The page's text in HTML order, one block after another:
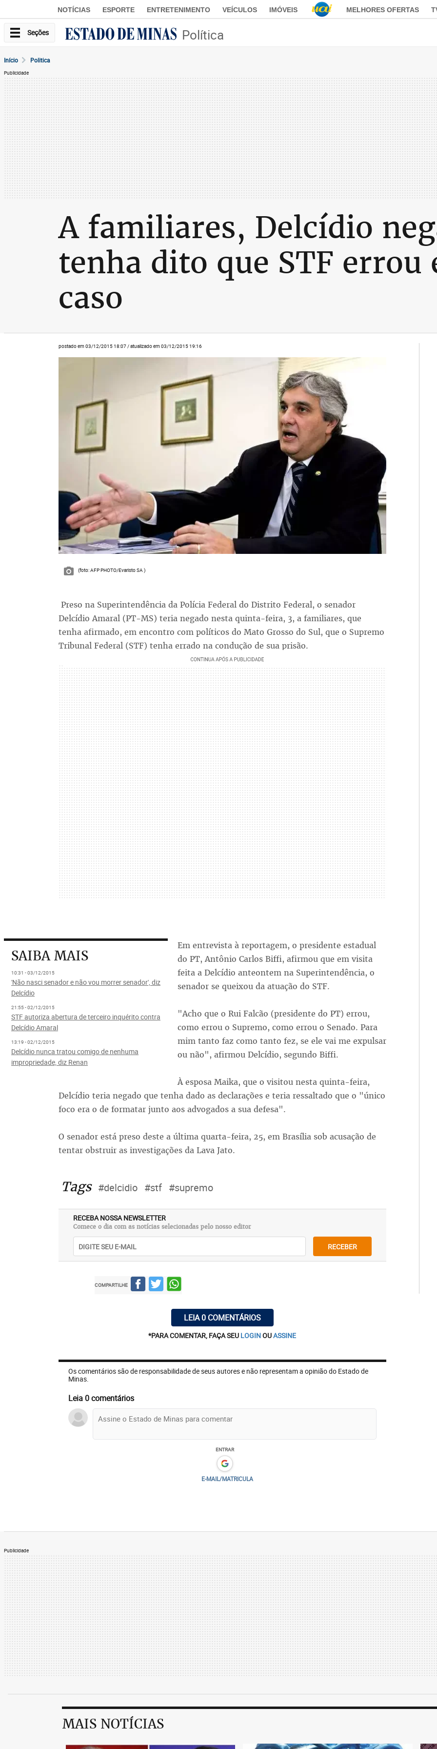
NOTÍCIAS ESPORTE ENTRETENIMENTO VEÍCULOS IMÓVEIS MELHORES OFERTAS
Seções Política
Início Politica
Publicidade
A familiares, Delcídio
tenha dito que STF errou
caso
postado em 03/12/2015 18:07 / atualizado em 03/12/2015 19:16
(foto: AFP PHOTO/Evaristo SA )
Preso na Superintendência da Polícia Federal do Distrito Federal, o senador
Delcídio Amaral (PT-MS) teria negado nesta quinta-feira, 3, a familiares, que
tenha afirmado, em encontro com políticos do Mato Grosso do Sul, que o Supremo
Tribunal Federal (STF) tenha errado na condução de sua prisão.
SAIBA MAIS
10:31 - 03/12/2015
'Não nasci senador e não vou morrer senador', diz
Delcídio
21:55 - 02/12/2015
STF autoriza abertura de terceiro inquérito contra
Delcídio Amaral
13:19 - 02/12/2015
Delcídio nunca tratou comigo de nenhuma
impropriedade, diz Renan
Em entrevista à reportagem, o presidente estadual
do PT, Antônio Carlos Biffi, afirmou que em visita
feita a Delcídio anteontem na Superintendência, o
senador se queixou da atuação do STF.
"Acho que o Rui Falcão (presidente do PT) errou,
como errou o Supremo, como errou o Senado. Para
mim tanto faz como tanto fez, se ele vai me expulsar
ou não", afirmou Delcídio, segundo Biffi.
À esposa Maika, que o visitou nesta quinta-feira,
Delcídio teria negado que tenha dado as declarações e teria ressaltado que o "único
foco era o de formatar junto aos advogados a sua defesa".
O senador está preso deste a última quarta-feira, 25, em Brasília sob acusação de
tentar obstruir as investigações da Lava Jato.
Tags #delcidio #stf #supremo
RECEBA NOSSA NEWSLETTER
Comece o dia com as notícias selecionadas pelo nosso editor
RECEBER
COMPARTILHE
LEIA 0 COMENTÁRIOS
*PARA COMENTAR, FAÇA SEU LOGINOUASSINE
Os comentários são de responsabilidade de seus autores e não representam a opinião do Estado de
Minas.
Leia 0 comentários
ENTRAR
E-MAIL/MATRICULA
Publicidade
MAIS NOTÍCIAS